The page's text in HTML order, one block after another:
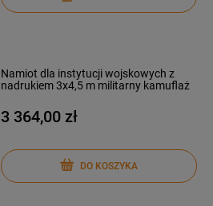
Namiot dla instytucji wojskowych z
nadrukiem 3x4,5 m militarny kamuflaż
3 364,00 zł
DO KOSZYKA